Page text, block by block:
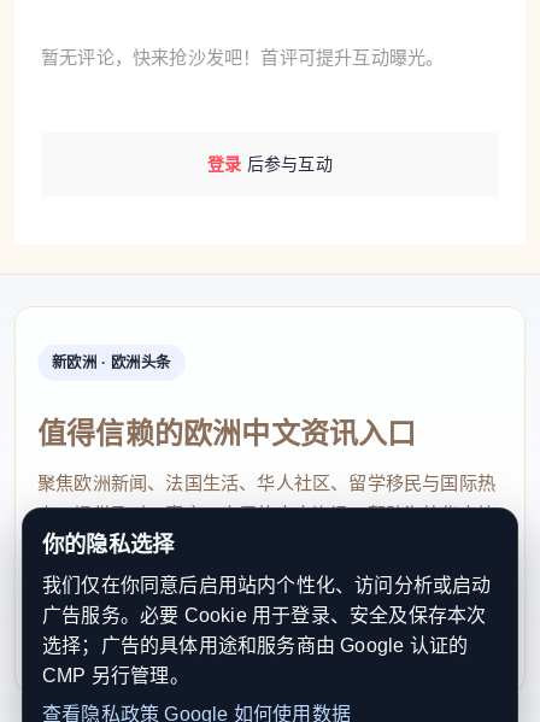
暂无评论，快来抢沙发吧！首评可提升互动曝光。
登录 后参与互动
新欧洲 · 欧洲头条
值得信赖的欧洲中文资讯入口
聚焦欧洲新闻、法国生活、华人社区、留学移民与国际热
点，提供及时、真实、实用的中文资讯，帮助海外华人快
速了解欧洲动态。
contact@xinouzhou.com
服务支持、版权与合作：工作日优先处理站务、投稿与权
利通知
你的隐私选择
我们仅在你同意后启用站内个性化、访问分析或启动
广告服务。必要 Cookie 用于登录、安全及保存本次
选择；广告的具体用途和服务商由 Google 认证的
CMP 另行管理。
查看隐私政策 Google 如何使用数据